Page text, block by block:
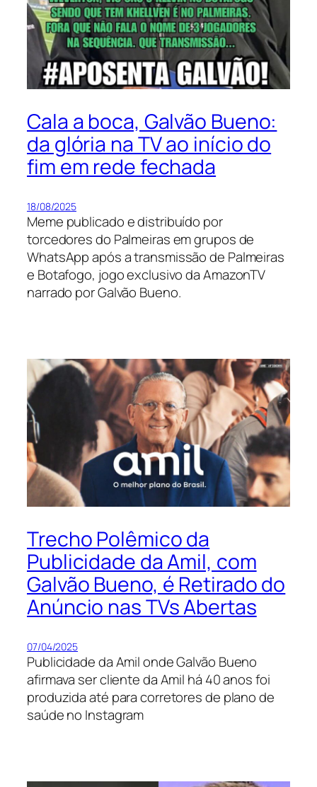
Cala a boca, Galvão Bueno:
da glória na TV ao início do
fim em rede fechada
18/08/2025
Meme publicado e distribuído por
torcedores do Palmeiras em grupos de
WhatsApp após a transmissão de Palmeiras
e Botafogo, jogo exclusivo da AmazonTV
narrado por Galvão Bueno.
Trecho Polêmico da
Publicidade da Amil, com
Galvão Bueno, é Retirado do
Anúncio nas TVs Abertas
07/04/2025
Publicidade da Amil onde Galvão Bueno
afirmava ser cliente da Amil há 40 anos foi
produzida até para corretores de plano de
saúde no Instagram